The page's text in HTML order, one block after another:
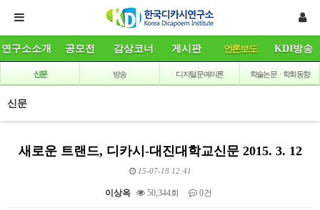
연구소소개 공모전 감상코너 게시판 언론보도 KDI방송
신문 방송 디지털 문예이론 학술논문ㆍ학회동향
신문
새로운 트랜드, 디카시-대진대학교신문 2015. 3. 12
15-07-18 12:41
이상옥 50,344회 0건